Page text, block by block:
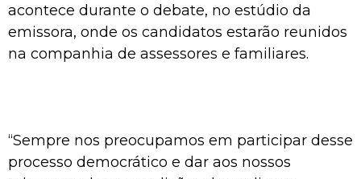
acontece durante o debate, no estúdio da
emissora, onde os candidatos estarão reunidos
na companhia de assessores e familiares.
“Sempre nos preocupamos em participar desse
processo democrático e dar aos nossos